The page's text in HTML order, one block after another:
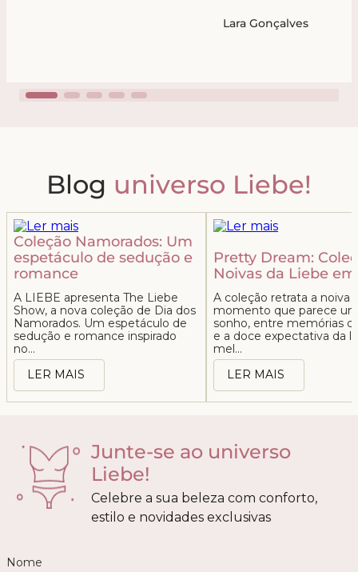
Lara Gonçalves
Blog universo Liebe!
Coleção Namorados: Um
espetáculo de sedução e
romance
A LIEBE apresenta The Liebe
Show, a nova coleção de Dia dos
Namorados. Um espetáculo de
sedução e romance inspirado
no...
LER MAIS
Pretty Dream:
Noivas da Liebe
A coleção retrata a noiva
momento que parece
sonho, entre memórias
e a doce expectativa da
mel...
LER MAIS
Junte-se ao universo
Liebe!
Celebre a sua beleza com conforto,
estilo e novidades exclusivas
Nome